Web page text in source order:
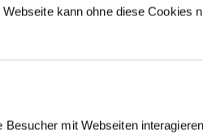
kann ohne diese Cookies
mit Webseiten